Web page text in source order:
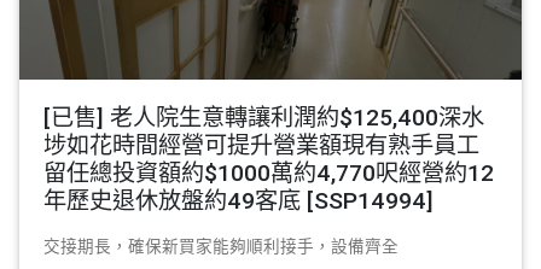
[已售] 老人院生意轉讓利潤約$125,400深水
埗如花時間經營可提升營業額現有熟手員工
留任總投資額約$1000萬約4,770呎經營約12
年歷史退休放盤約49客底 [SSP14994]
交接期長，確保新買家能夠順利接手，設備齊全